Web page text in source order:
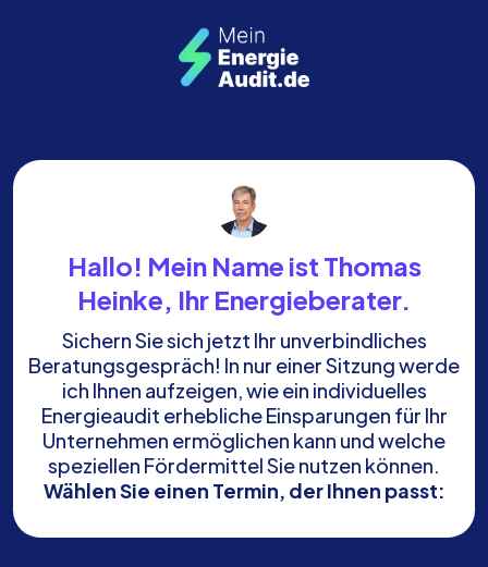
Hallo! Mein Name ist Thomas
Heinke, Ihr Energieberater.
Sichern Sie sich jetzt Ihr unverbindliches
Beratungsgespräch! In nur einer Sitzung werde
ich Ihnen aufzeigen, wie ein individuelles
Energieaudit erhebliche Einsparungen für Ihr
Unternehmen ermöglichen kann und welche
speziellen Fördermittel Sie nutzen können.
Wählen Sie einen Termin, der Ihnen passt: